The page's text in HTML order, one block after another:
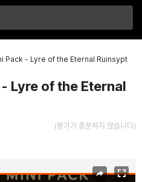
Pack - Lyre of the Eternal Ruinsypt
Lyre of the Eternal
(평가가 충분하지 않습니다)